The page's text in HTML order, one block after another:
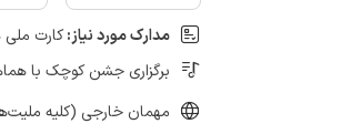
مدارک مورد نیاز:کارت ملی
برگزاری جشن کوچک با
مهمان خارجی (کلیه